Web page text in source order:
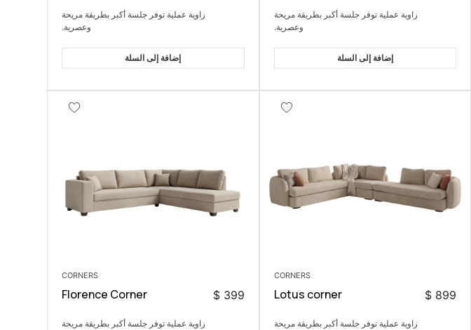
زاوية عملية توفر جلسة أكبر بطريقة مريحة
وعصرية.
إضافة إلى السلة
زاوية عملية توفر جلسة أكبر بطريقة مريحة
وعصرية.
إضافة إلى السلة
CORNERS
Lotus corner 899
$
زاوية عملية توفر جلسة أكبر بطريقة مريحة
CORNERS
Florence Corner 399
$
زاوية عملية توفر جلسة أكبر بطريقة مريحة